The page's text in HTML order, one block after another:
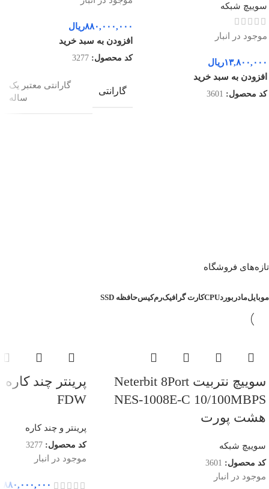
سوییچ شبکه
موجود در انبار
۱۳,۸۰۰,۰۰۰ریال
افزودن به سبد خرید
کد محصول: 3601
۸۸۰,۰۰۰,۰۰۰ریال
افزودن به سبد خرید
کد محصول: 3277
گارانتی
گارانتی معتبر یک
ساله
تازه‌های فروشگاه
موبایلمادربوردCPUکارت گرافیکرمکیسحافظه SSD
سوییچ نتربیت Neterbit 8Port
NES-1008E-C 10/100MBPS
هشت پورت
سوییچ شبکه
کد محصول: 3601
موجود در انبار
FDW
پرینتر و چند کاره
کد محصول: 3277
موجود در انبار
۸۸۰,۰۰۰,۰۰۰